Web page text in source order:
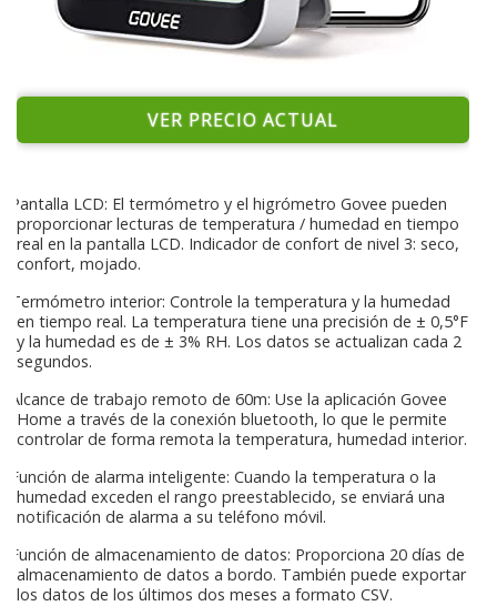
VER PRECIO ACTUAL
Pantalla LCD: El termómetro y el higrómetro Govee pueden
proporcionar lecturas de temperatura / humedad en tiempo
real en la pantalla LCD. Indicador de confort de nivel 3: seco,
confort, mojado.
Termómetro interior: Controle la temperatura y la humedad
en tiempo real. La temperatura tiene una precisión de ± 0,5°F
y la humedad es de ± 3% RH. Los datos se actualizan cada 2
segundos.
Alcance de trabajo remoto de 60m: Use la aplicación Govee
Home a través de la conexión bluetooth, lo que le permite
controlar de forma remota la temperatura, humedad interior.
Función de alarma inteligente: Cuando la temperatura o la
humedad exceden el rango preestablecido, se enviará una
notificación de alarma a su teléfono móvil.
Función de almacenamiento de datos: Proporciona 20 días de
almacenamiento de datos a bordo. También puede exportar
los datos de los últimos dos meses a formato CSV.